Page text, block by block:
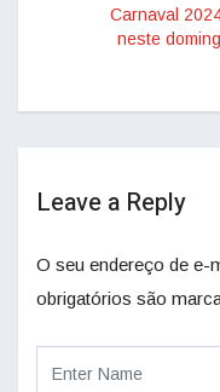
Carnaval
neste
Leave a Reply
O seu endereço de e-
obrigatórios são